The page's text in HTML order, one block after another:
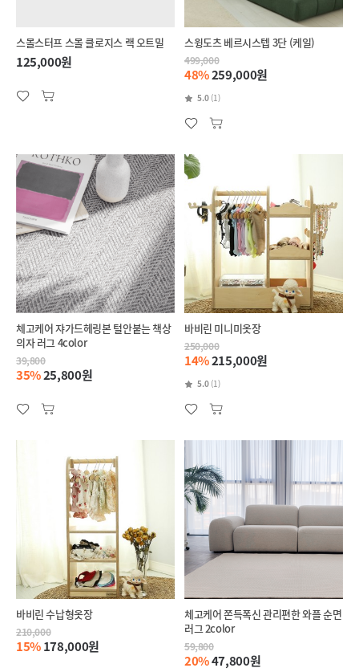
스몰스터프 스몰 클로지스 랙 오트밀
125,000원
스윙도츠 베르시스텝 3단 (케일)
499,000
48%259,000원
5.0 (1)
체고케어 쟈가드헤링본 털안붙는 책상
의자 러그 4color
39,800
35%25,800원
바비린 미니미옷장
250,000
14%215,000원
5.0 (1)
바비린 수납형옷장
210,000
15%178,000원
체고케어 쫀득폭신 관리편한 와플 순면
러그 2color
59,800
20%47,800원